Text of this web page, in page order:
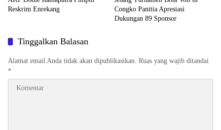
Reskrim Enrekang
Congko Panitia Apresiasi
Dukungan 89 Sponsor
Tinggalkan Balasan
Alamat email Anda tidak akan dipublikasikan. Ruas yang wajib ditandai
*